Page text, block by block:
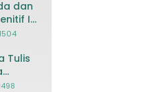
dan
Ini
1504
Tulis